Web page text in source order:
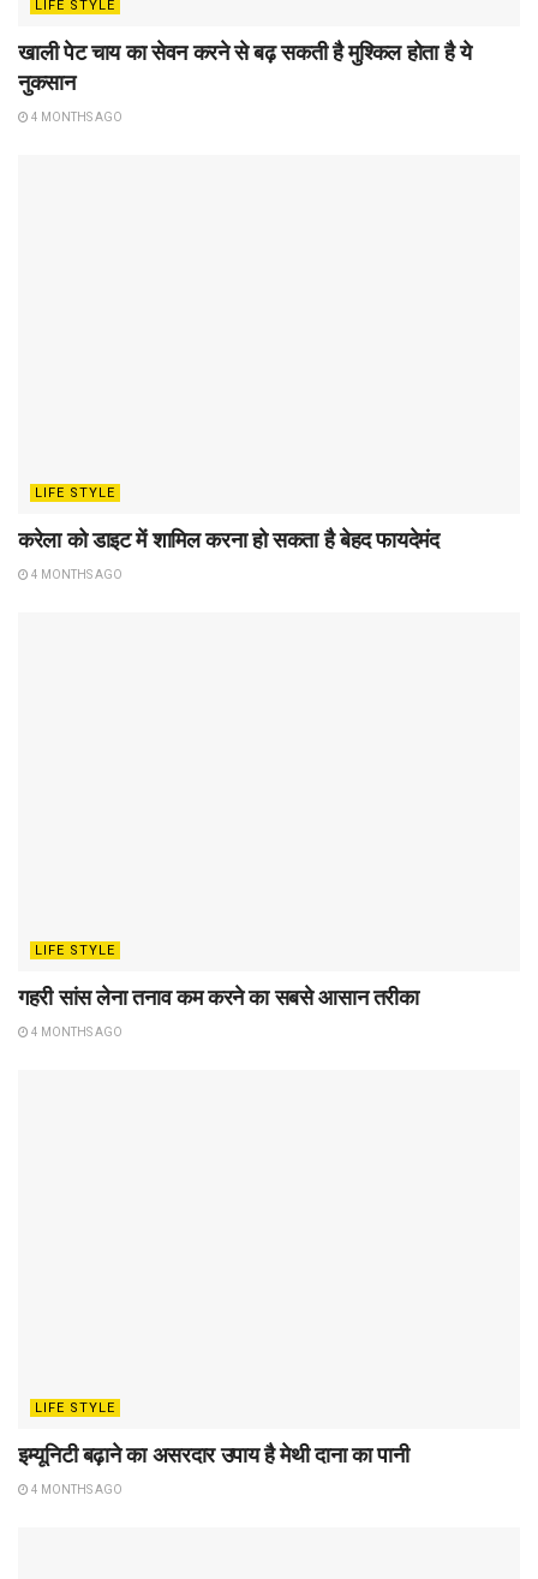
LIFE STYLE
खाली पेट चाय का सेवन करने से बढ़ सकती है मुश्किल होता है ये
नुकसान
4 MONTHS AGO
LIFE STYLE
करेला को डाइट में शामिल करना हो सकता है बेहद फायदेमंद
4 MONTHS AGO
LIFE STYLE
गहरी सांस लेना तनाव कम करने का सबसे आसान तरीका
4 MONTHS AGO
LIFE STYLE
इम्यूनिटी बढ़ाने का असरदार उपाय है मेथी दाना का पानी
4 MONTHS AGO